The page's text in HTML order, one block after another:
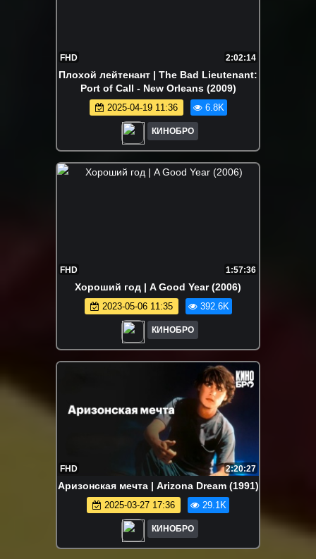
FHD 2:02:14
Плохой лейтенант | The Bad Lieutenant:
Port of Call - New Orleans (2009)
2025-04-19 11:36 6.8K
КИНОБРО
FHD 1:57:36
Хороший год | A Good Year (2006)
2023-05-06 11:35 392.6K
КИНОБРО
FHD 2:20:27
Аризонская мечта | Arizona Dream (1991)
2025-03-27 17:36 29.1K
КИНОБРО